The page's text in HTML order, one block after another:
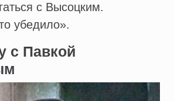
с Высоцким.
убедило».
с Павкой